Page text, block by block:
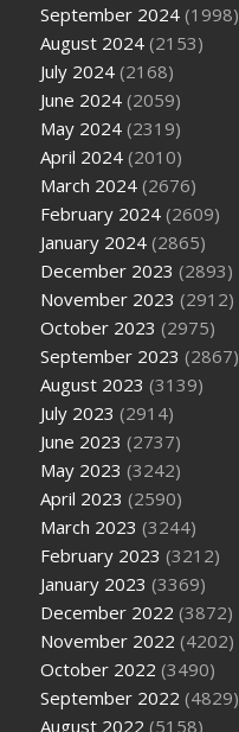
September 2024 (1998)
August 2024 (2153)
July 2024 (2168)
June 2024 (2059)
May 2024 (2319)
April 2024 (2010)
March 2024 (2676)
February 2024 (2609)
January 2024 (2865)
December 2023 (2893)
November 2023 (2912)
October 2023 (2975)
September 2023 (2867)
August 2023 (3139)
July 2023 (2914)
June 2023 (2737)
May 2023 (3242)
April 2023 (2590)
March 2023 (3244)
February 2023 (3212)
January 2023 (3369)
December 2022 (3872)
November 2022 (4202)
October 2022 (3490)
September 2022 (4829)
August 2022 (5158)